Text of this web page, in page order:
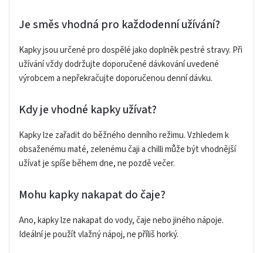
Je směs vhodná pro každodenní užívání?
Kapky jsou určené pro dospělé jako doplněk pestré stravy. Při
užívání vždy dodržujte doporučené dávkování uvedené
výrobcem a nepřekračujte doporučenou denní dávku.
Kdy je vhodné kapky užívat?
Kapky lze zařadit do běžného denního režimu. Vzhledem k
obsaženému maté, zelenému čaji a chilli může být vhodnější
užívat je spíše během dne, ne pozdě večer.
Mohu kapky nakapat do čaje?
Ano, kapky lze nakapat do vody, čaje nebo jiného nápoje.
Ideální je použít vlažný nápoj, ne příliš horký.